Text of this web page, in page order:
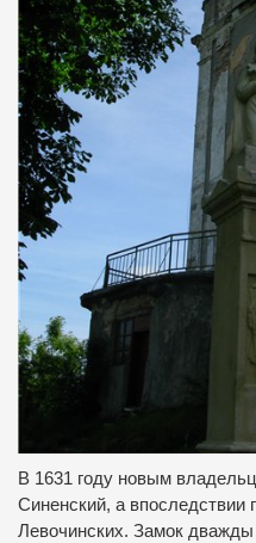
В 1631 году новым
Синенский, а впоследствии
Левочинских. Замок дважды